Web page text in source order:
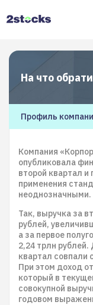
На что
Профиль
Компания
опубликовала
второй квартал и
применения
неоднозначными.
Так, выручка за
рублей,
а за первое
2,24 трлн
квартал совпали
При этом доход
который в
совокупной
годовом